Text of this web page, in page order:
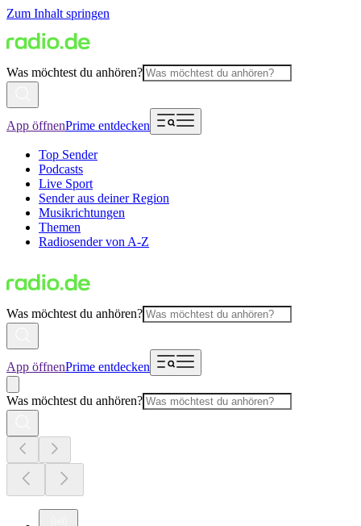
Zum Inhalt springen
Was möchtest du anhören?
App öffnenPrime entdecken
Top Sender
Podcasts
Live Sport
Sender aus deiner Region
Musikrichtungen
Themen
Radiosender von A-Z
Was möchtest du anhören?
App öffnenPrime entdecken
Was möchtest du anhören?